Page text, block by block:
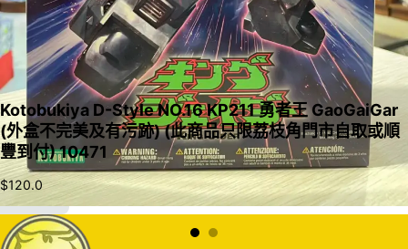
入購物車
Kotobukiya D-Style NO.16 KP211 勇者王 GaoGaiGar
(外盒不完美及有污跡) (此商品只限荔枝角門市自取或順
豐到付) 10471
$120.0